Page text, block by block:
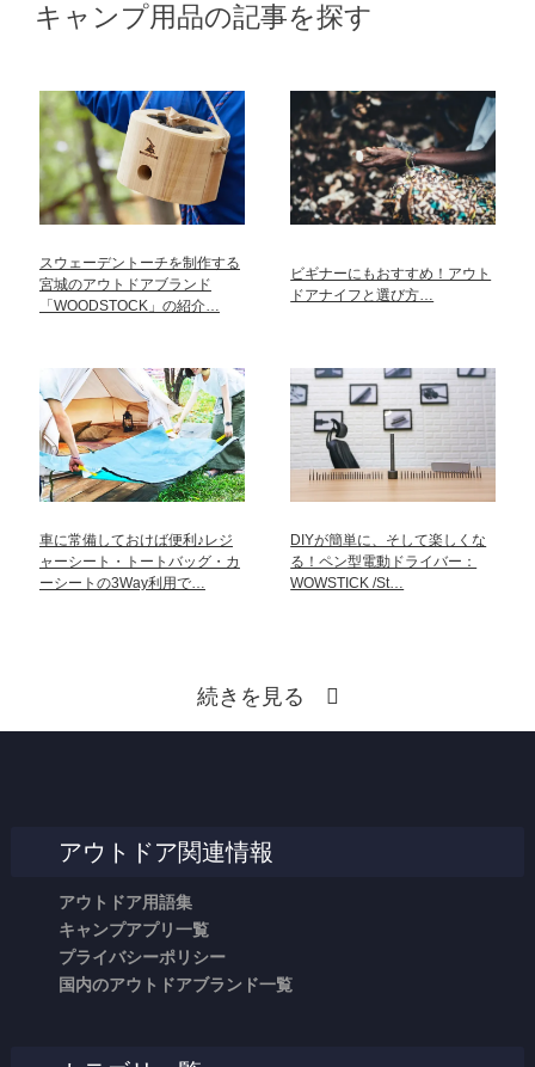
キャンプ用品の記事を探す
スウェーデントーチを制作する
宮城のアウトドアブランド
「WOODSTOCK」の紹介…
ビギナーにもおすすめ！アウト
ドアナイフと選び方…
車に常備しておけば便利♪レジ
ャーシート・トートバッグ・カ
ーシートの3Way利用で…
DIYが簡単に、そして楽しくな
る！ペン型電動ドライバー：
WOWSTICK /St…
続きを見る
アウトドア関連情報
アウトドア用語集
キャンプアプリ一覧
プライバシーポリシー
国内のアウトドアブランド一覧